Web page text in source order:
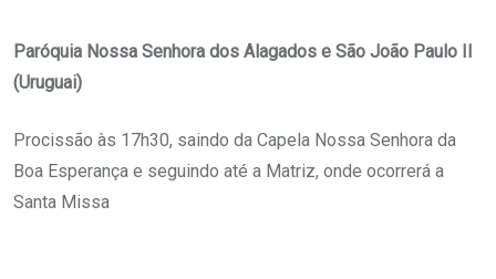
Paróquia Nossa Senhora dos Alagados e São João Paulo II
(Uruguai)
Procissão às 17h30, saindo da Capela Nossa Senhora da
Boa Esperança e seguindo até a Matriz, onde ocorrerá a
Santa Missa